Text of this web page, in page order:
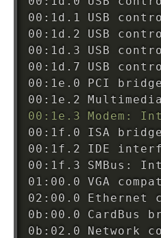
00:1d.1 USB
00:1d.2 USB
00:1d.3 USB
00:1d.7 USB
00:1e.0 PCI
00:1e.2
00:1e.3 Modem:
00:1f.0 ISA
00:1f.2 IDE
00:1f.3 SMBus:
01:00.0 VGA
02:00.0 Ethernet
0b:00.0 CardBus
0b:02.0 Network